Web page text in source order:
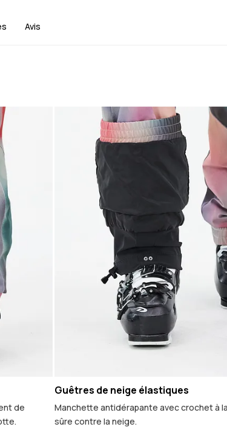
Avis
de
Guêtres de neige élastiques
Manchette antidérapante avec crochet à
sûre contre la neige.